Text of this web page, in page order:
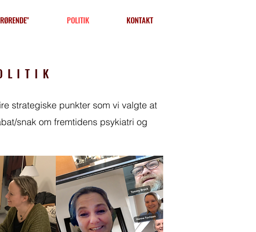
POLITIK KONTAKT
strategiske punkter som vi valgte at
snak om fremtidens psykiatri og